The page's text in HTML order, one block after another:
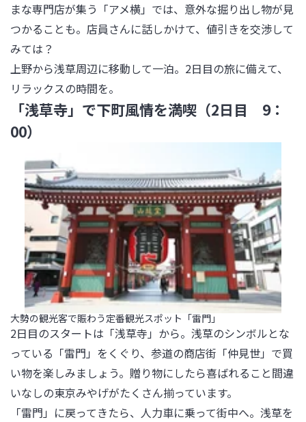
まな専門店が集う「アメ横」では、意外な掘り出し物が見
つかることも。店員さんに話しかけて、値引きを交渉して
みては？
上野から浅草周辺に移動して一泊。2日目の旅に備えて、
リラックスの時間を。
「浅草寺」で下町風情を満喫（2日目 9：
00）
大勢の観光客で賑わう定番観光スポット「雷門」
2日目のスタートは「浅草寺」から。浅草のシンボルとな
っている「雷門」をくぐり、参道の商店街「仲見世」で買
い物を楽しみましょう。贈り物にしたら喜ばれること間違
いなしの東京みやげがたくさん揃っています。
「雷門」に戻ってきたら、人力車に乗って街中へ。浅草を